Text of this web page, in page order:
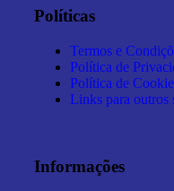
Políticas
Termos e
Política de
Política de
Links para outros
Informações